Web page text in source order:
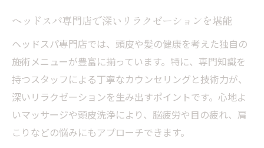
寝つきの悪さに悩む方へドライヘッドスパ
の魅力
ヘッドスパで心身の緊張をやわらげる方法
札幌でリラクゼーションを叶えるヘッドスパ活
用術
ヘッドスパで叶う札幌のリラクゼーション
ヘッドスパ専門店で深いリラクゼーションを堪能
ヘッドスパ専門店では、頭皮や髪の健康を考えた独自の
施術メニューが豊富に揃っています。特に、専門知識を
持つスタッフによる丁寧なカウンセリングと技術力が、
深いリラクゼーションを生み出すポイントです。心地よ
いマッサージや頭皮洗浄により、脳疲労や目の疲れ、肩
こりなどの悩みにもアプローチできます。